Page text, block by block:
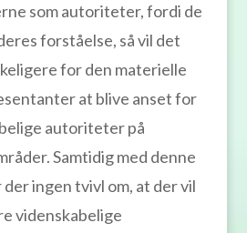
som autoriteter, fordi de
forståelse, så vil det
for den materielle
at blive anset for
autoriteter på
Samtidig med denne
ingen tvivl om, at der vil
videnskabelige